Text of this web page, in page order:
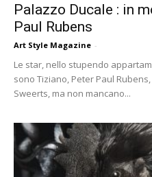
Palazzo Ducale : in
Paul Rubens
Art Style Magazine -
Le star, nello stupendo
sono Tiziano, Peter Paul
Sweerts, ma non mancano...